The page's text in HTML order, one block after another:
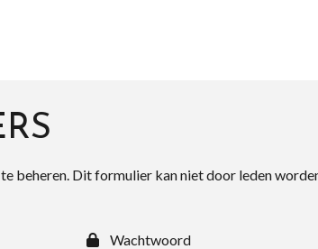
beheren. Dit formulier kan niet door leden
Wachtwoord